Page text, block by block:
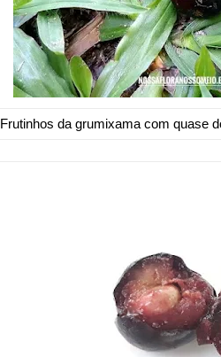
Frutinhos da grumixama com quase